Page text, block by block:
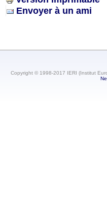
Envoyer à un ami
Copyright © 1998-2017 IERI (Institut